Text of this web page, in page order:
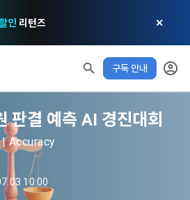
인 리턴즈 ✕
구독 안내
모두 읽음 모두 삭제 닫기
다음 레벨까지 150 XP
0/150 XP
(이하 “회사”)와 “회원” 간에 정보 서
절차에 관한 필요한 사항을 약속하여
개인정보 처리방침
(2021.05.24 본)
적
자 맞춤형 서비스 및 상품 추천, 각종
판결 예측 AI 경진대회
Accuracy
10:00